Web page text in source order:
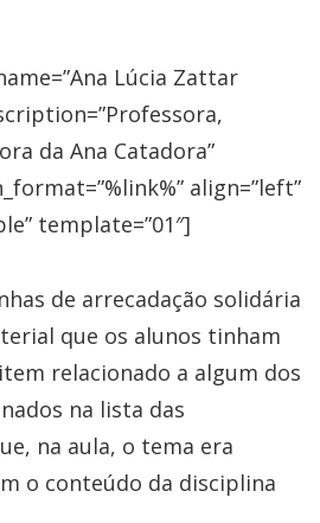
Lúcia Zattar
da Ana Catadora”
align=”left”
template=”01″]
de arrecadação solidária
que os alunos tinham
relacionado a algum dos
na lista das
na aula, o tema era
o conteúdo da disciplina